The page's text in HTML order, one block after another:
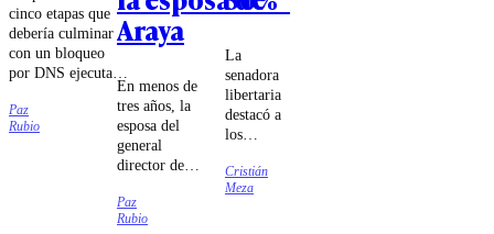
cinco etapas que
debería culminar
con un bloqueo
por DNS ejecutado
por las compañías
de
telecomunicaciones
Paz
Rubio
Araya
En menos de
tres años, la
esposa del
general
director de
se sometió a
cuatro
Paz
Rubio
La
senadora
libertaria
destacó a
los
Jorge
Quiroz e
Cristián
Meza